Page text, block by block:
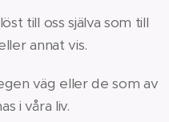
till oss själva som till
annat vis.
väg eller de som av
i våra liv.